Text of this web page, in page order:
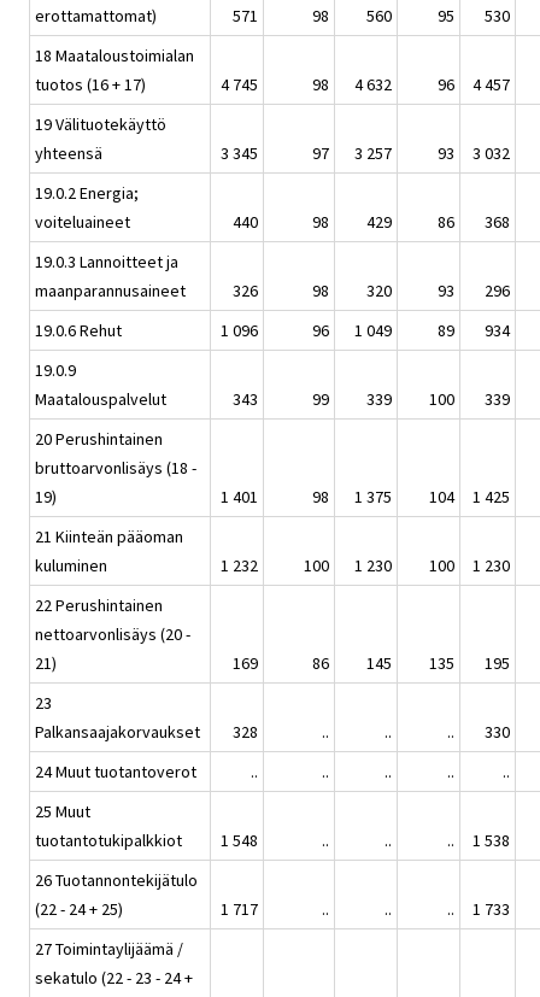
erottamattomat)
571 98 560 95
530
18 Maataloustoimialan
tuotos (16 + 17)
4 745 98 4 632 96
4 457
19 Välituotekäyttö
yhteensä
3 345 97 3 257 93
3 032
19.0.2 Energia;
voiteluaineet
440 98 429 86
368
19.0.3 Lannoitteet ja
maanparannusaineet
326 98 320 93
296
19.0.6 Rehut
1 096 96 1 049 89
934
19.0.9
Maatalouspalvelut
343 99 339 100
339
20 Perushintainen
bruttoarvonlisäys (18 -
19)
1 401 98 1 375 104
1 425
21 Kiinteän pääoman
kuluminen
1 232 100 1 230 100
1 230
22 Perushintainen
nettoarvonlisäys (20 -
21)
169 86 145 135
195
23
Palkansaajakorvaukset
328 .. .. ..
330
24 Muut tuotantoverot
.. .. .. ..
..
25 Muut
tuotantotukipalkkiot
1 548 .. .. ..
1 538
26 Tuotannontekijätulo
(22 - 24 + 25)
1 717 .. .. ..
1 733
27 Toimintaylijäämä /
sekatulo (22 - 23 - 24 +